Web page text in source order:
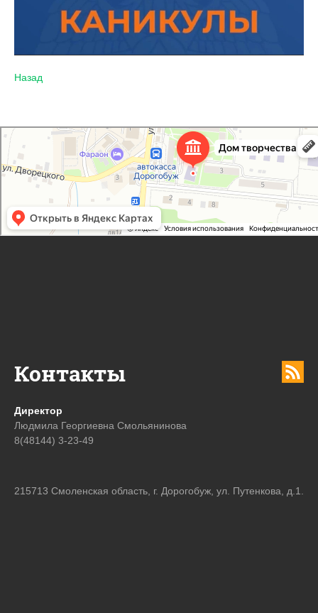
Назад
Контакты
Директор
Людмила Георгиевна Смольянинова
8(48144) 3-23-49
215713 Смоленская область, г. Дорогобуж, ул. Путенкова, д.1.
Дорогобужский дом детского творчества
Дом культуры в Дорогобуже
Дополнительное образование в Дорогобуже